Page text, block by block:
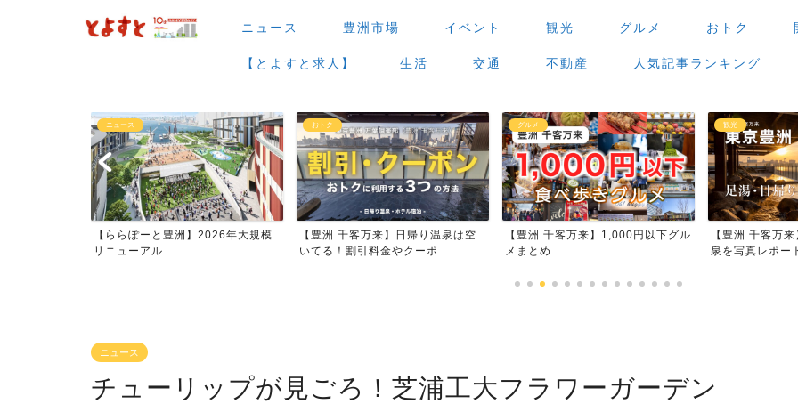
ニュース 豊洲市場 イベント 観光 グルメ おトク
【とよすと求人】 生活 交通 不動産 人気記事ランキング
おトク
【豊洲 千客万来】日帰り温泉は空
いてる！割引料金やクーポ...
グルメ
【豊洲 千客万来】1,000円以下グル
メまとめ
観光
【豊洲 千客万来】足湯・日帰り温
泉を写真レポート
グルメ
【豊洲 千客万
場」で食べ歩き
ニュース
チューリップが見ごろ！芝浦工大フラワーガーデン